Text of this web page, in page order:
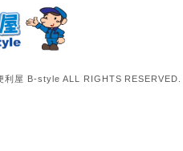
屋 B-style ALL RIGHTS RESERVED.